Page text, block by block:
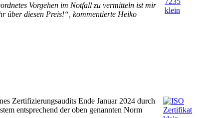
Vorgehen im Notfall zu vermitteln ist mir
über diesen Preis!“, kommentierte Heiko
Zertifizierungsaudits Ende Januar 2024 durch
entsprechend der oben genannten Norm